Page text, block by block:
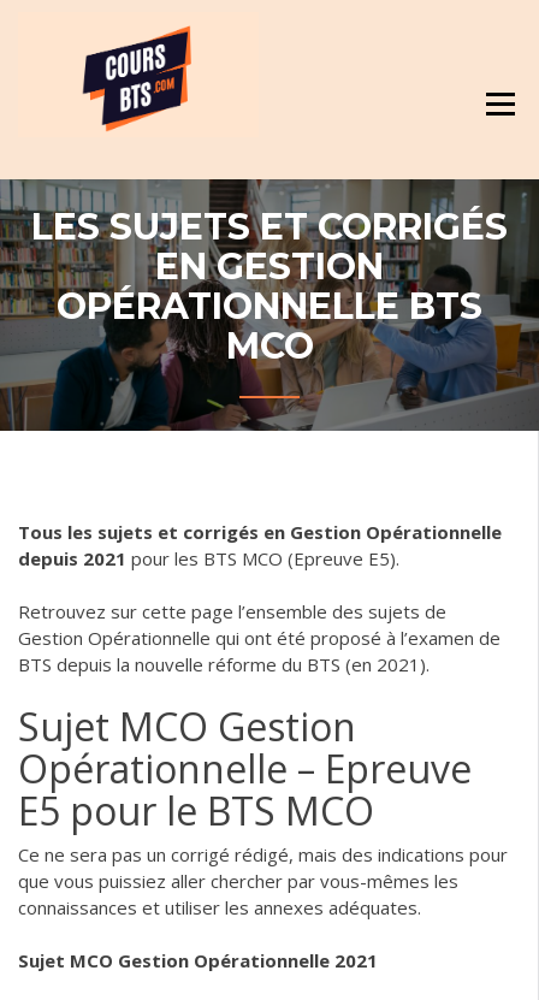
LES SUJETS ET CORRIGÉS
EN GESTION
OPÉRATIONNELLE BTS
MCO
Tous les sujets et corrigés en Gestion Opérationnelle
depuis 2021 pour les BTS MCO (Epreuve E5).
Retrouvez sur cette page l’ensemble des sujets de
Gestion Opérationnelle qui ont été proposé à l’examen de
BTS depuis la nouvelle réforme du BTS (en 2021).
Sujet MCO Gestion
Opérationnelle – Epreuve
E5 pour le BTS MCO
Ce ne sera pas un corrigé rédigé, mais des indications pour
que vous puissiez aller chercher par vous-mêmes les
connaissances et utiliser les annexes adéquates.
Sujet MCO Gestion Opérationnelle 2021